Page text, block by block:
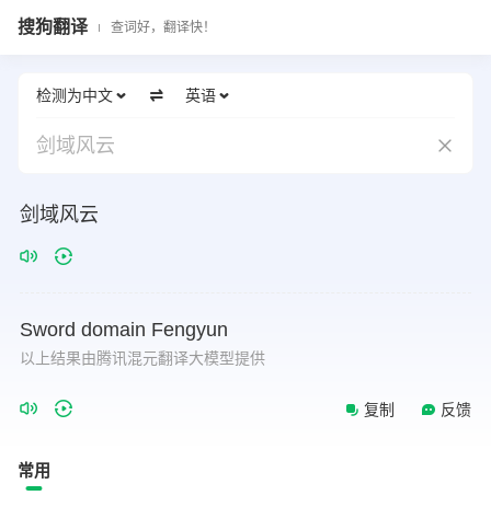
搜狗翻译 查词好，翻译快！
检测为中文 英语
剑域风云
剑域风云
Sword domain Fengyun
以上结果由腾讯混元翻译大模型提供
复制 反馈
常用